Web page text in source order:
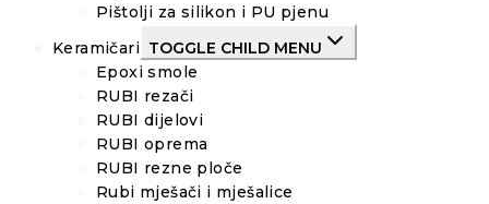
Pištolji za silikon i PU pjenu
Keramičari TOGGLE CHILD MENU
Epoxi smole
RUBI rezači
RUBI dijelovi
RUBI oprema
RUBI rezne ploče
Rubi mješači i mješalice